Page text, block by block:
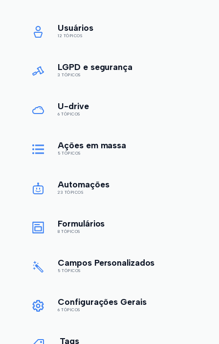
Usuários
12 TÓPICOS
LGPD e segurança
3 TÓPICOS
U-drive
6 TÓPICOS
Ações em massa
5 TÓPICOS
Automações
23 TÓPICOS
Formulários
8 TÓPICOS
Campos Personalizados
5 TÓPICOS
Configurações Gerais
6 TÓPICOS
Tags